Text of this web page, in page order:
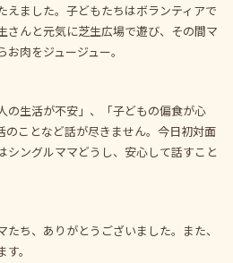
えました。子どもたちはボランティアで
さんと元気に芝生広場で遊び、その間マ
肉をジュージュー。
の生活が不安」、「子どもの偏食が心
のことなど話が尽きません。今日初対面
シングルママどうし、安心して話すこと
ち、ありがとうございました。また、
。